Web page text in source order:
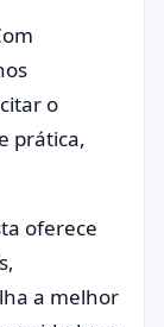
o
prática,
oferece
a melhor